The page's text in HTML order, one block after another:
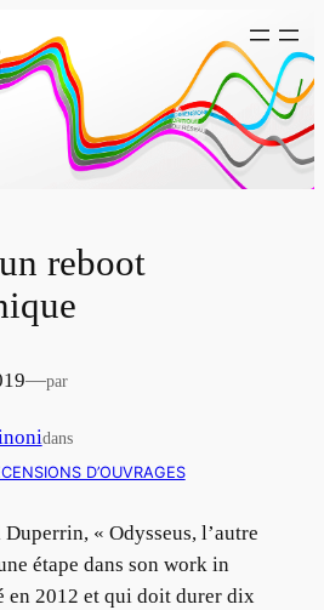
reboot
—par
dans
D’OUVRAGES
« Odysseus, l’autre
étape dans son work in
en 2012 et qui doit durer dix